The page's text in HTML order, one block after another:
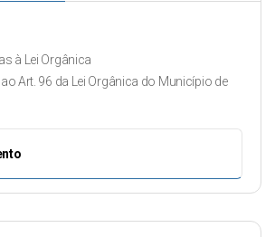
à Lei Orgânica
Art. 96 da Lei Orgânica do Município de